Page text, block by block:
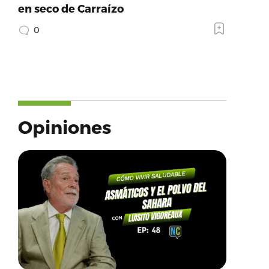
en seco de Carraízo
0
Opiniones